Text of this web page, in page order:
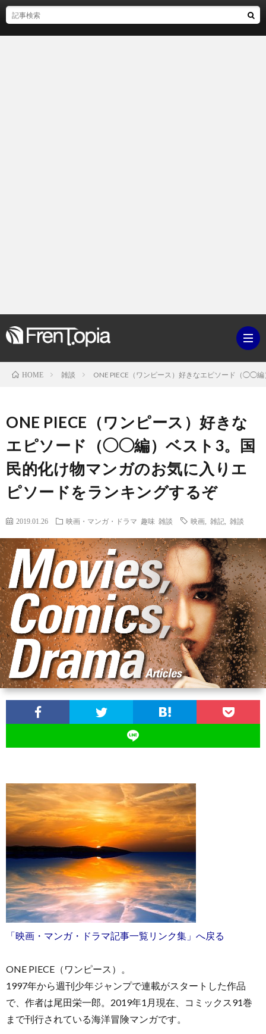
ン
ナ
ッ
プ
ン
グ
観
戦
マ
ン
ガ・
ド
ラ
マ
ャ
ラ
リ
ー
ホ
ー
ム
HOME 雑談 ONE PIECE（ワンピース）好きなエピソード（◯◯
ONE PIECE（ワンピース）好きな
エピソード（◯◯編）ベスト3。国
民的化け物マンガのお気に入りエ
ピソードをランキングするぞ
2019.01.26 映画・マンガ・ドラマ 趣味 雑談 映画 雑記 雑談
「映画・マンガ・ドラマ記事一覧リンク集」へ戻る
ONE PIECE（ワンピース）。
1997年から週刊少年ジャンプで連載がスタートした作品
で、作者は尾田栄一郎。2019年1月現在、コミックス91巻
まで刊行されている海洋冒険マンガです。